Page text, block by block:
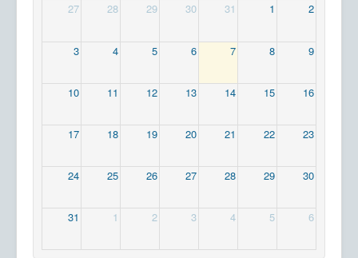
27
28 29 30 31 1 2
3 4 5 6 7 8 9
10 11 12 13 14 15 16
17 18 19 20 21 22 23
24 25 26 27 28 29 30
31 1 2 3 4 5 6